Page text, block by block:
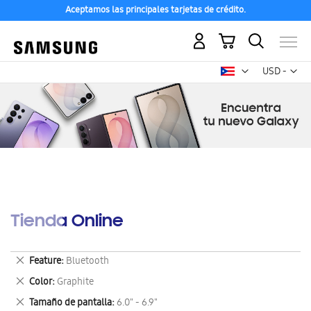
Aceptamos las principales tarjetas de crédito.
USD -
dólar
Mi carrito
Tienda Online
Feature Bluetooth
Eliminar
este
artículo
Color Graphite
Eliminar
este
Tamaño de pantalla 6.0" - 6.9"
Eliminar